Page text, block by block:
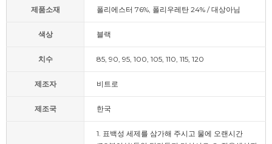
제품소재 폴리에스터 76%, 폴리우레탄 24% / 대상아님
색상 블랙
치수 85, 90, 95, 100, 105, 110, 115, 120
제조자 비트로
제조국 한국
1. 표백성 세제를 삼가해 주시고 물에 오랜시간